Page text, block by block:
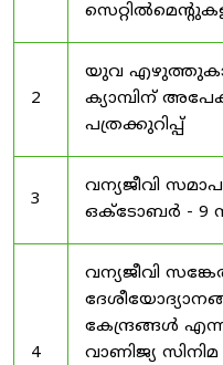
2
യുവ
ക്യാമ്പിന്
പത്രക്കുറിപ്പ്
3
വന്യജീവി
ഒക്ടോബർ - 9
4
വന്യജീവി
കേന്ദ്രങ്ങൾ
വാണിജ്യ